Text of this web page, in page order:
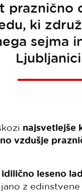
praznično
ki
sejma
najsvetlejše
vzdušje
idilično leseno
z